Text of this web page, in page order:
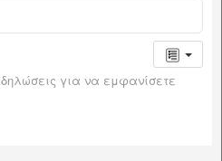
για να εμφανίσετε